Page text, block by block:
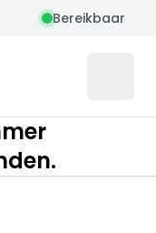
Bereikbaar